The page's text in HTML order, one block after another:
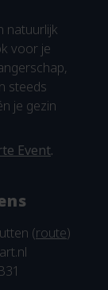
natuurlijk
voor je
steeds
je gezin
Event.
(route)